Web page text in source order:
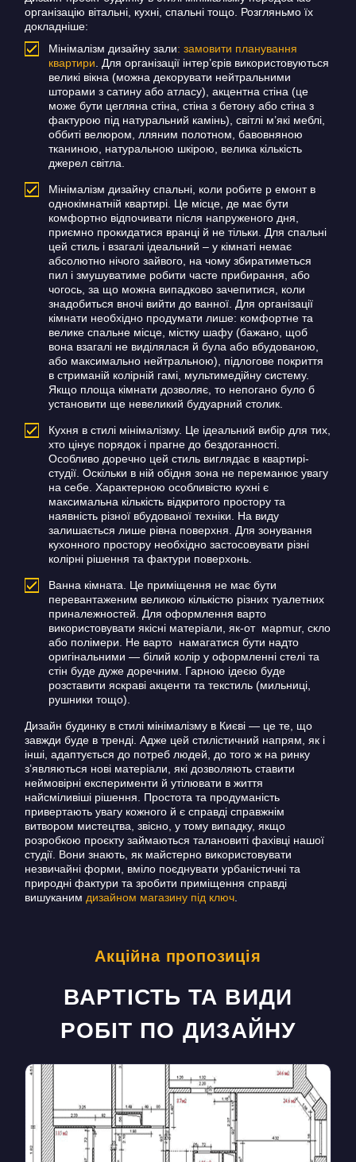
організацію вітальні, кухні, спальні тощо. Розгляньмо їх
докладніше:
Мінімалізм дизайну зали: замовити планування
квартири. Для організації інтер’єрів використовуються
великі вікна (можна декорувати нейтральними
шторами з сатину або атласу), акцентна стіна (це
може бути цегляна стіна, стіна з бетону або стіна з
фактурою під натуральний камінь), світлі м’які меблі,
оббиті велюром, лляним полотном, бавовняною
тканиною, натуральною шкірою, велика кількість
джерел світла.
Мінімалізм дизайну спальні, коли робите р емонт в
однокімнатній квартирі. Це місце, де має бути
комфортно відпочивати після напруженого дня,
приємно прокидатися вранці й не тільки. Для спальні
цей стиль і взагалі ідеальний – у кімнаті немає
абсолютно нічого зайвого, на чому збиратиметься
пил і змушуватиме робити часте прибирання, або
чогось, за що можна випадково зачепитися, коли
знадобиться вночі вийти до ванної. Для організації
кімнати необхідно продумати лише: комфортне та
велике спальне місце, містку шафу (бажано, щоб
вона взагалі не виділялася й була або вбудованою,
або максимально нейтральною), підлогове покриття
в стриманій колірній гамі, мультимедійну систему.
Якщо площа кімнати дозволяє, то непогано було б
установити ще невеликий будуарний столик.
Кухня в стилі мінімалізму. Це ідеальний вибір для тих,
хто цінує порядок і прагне до бездоганності.
Особливо доречно цей стиль виглядає в квартирі-
студії. Оскільки в ній обідня зона не переманює увагу
на себе. Характерною особливістю кухні є
максимальна кількість відкритого простору та
наявність різної вбудованої техніки. На виду
залишається лише рівна поверхня. Для зонування
кухонного простору необхідно застосовувати різні
колірні рішення та фактури поверхонь.
Ванна кімната. Це приміщення не має бути
перевантаженим великою кількістю різних туалетних
приналежностей. Для оформлення варто
використовувати якісні матеріали, як-от марmur, скло
або полімери. Не варто намагатися бути надто
оригінальними — білий колір у оформленні стелі та
стін буде дуже доречним. Гарною ідеєю буде
розставити яскраві акценти та текстиль (мильниці,
рушники тощо).
Дизайн будинку в стилі мінімалізму в Києві — це те, що
завжди буде в тренді. Адже цей стилістичний напрям, як і
інші, адаптується до потреб людей, до того ж на ринку
з’являються нові матеріали, які дозволяють ставити
неймовірні експерименти й утілювати в життя
найсміливіші рішення. Простота та продуманість
привертають увагу кожного й є справді справжнім
витвором мистецтва, звісно, у тому випадку, якщо
розробкою проєкту займаються талановиті фахівці нашої
студії. Вони знають, як майстерно використовувати
незвичайні форми, вміло поєднувати урбаністичні та
природні фактури та зробити приміщення справді
вишуканим дизайном магазину під ключ.
Акційна пропозиція
ВАРТІСТЬ ТА ВИДИ
РОБІТ ПО ДИЗАЙНУ